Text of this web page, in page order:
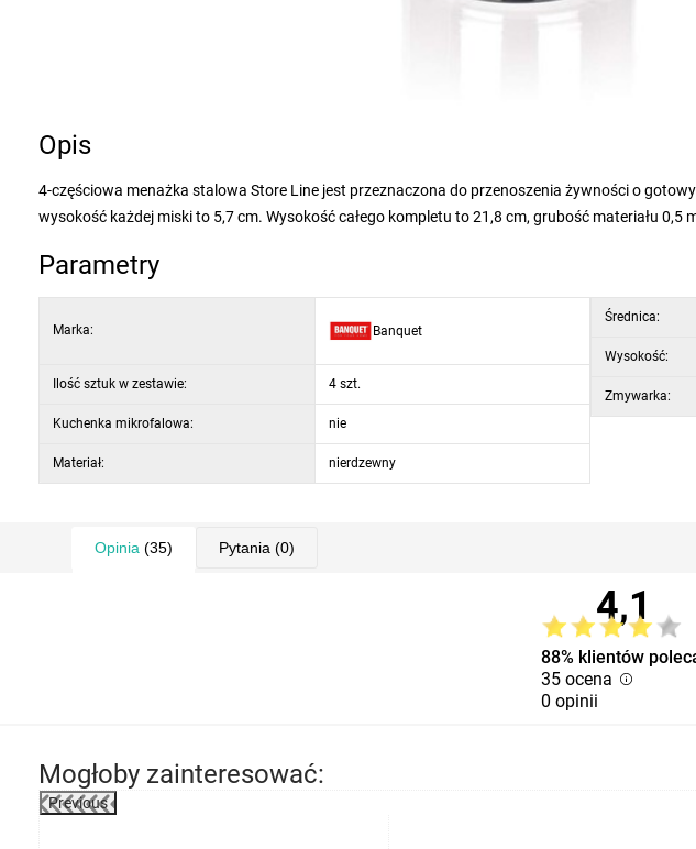
Opis
4-częściowa menażka stalowa Store Line jest przeznaczona do przenoszenia żywności o
wysokość każdej miski to 5,7 cm. Wysokość całego kompletu to 21,8 cm, grubość materiału 0,5
Parametry
Marka: Banquet
Ilość sztuk w zestawie: 4 szt.
Kuchenka mikrofalowa: nie
Materiał: nierdzewny
Średnica:
Wysokość:
Zmywarka:
Opinia (35) Pytania (0)
4,1
88% klientów
35 ocena
0 opinii
Mogłoby zainteresować:
Previous